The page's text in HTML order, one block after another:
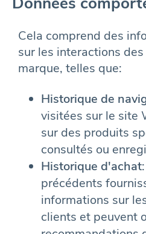
Cela comprend des
sur les interactions
marque, telles que:
Historique de
visitées sur le site
sur des produits
consultés ou
Historique d'achat
précédents
informations sur
clients et peuvent